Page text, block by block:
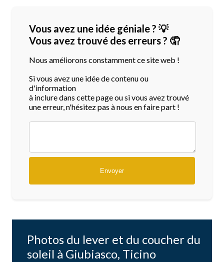
Vous avez une idée géniale ? 💡
Vous avez trouvé des erreurs ? 🤦
Nous améliorons constamment ce site web !
Si vous avez une idée de contenu ou
d'information
à inclure dans cette page ou si vous avez trouvé
une erreur, n'hésitez pas à nous en faire part !
Photos du lever et du coucher du
soleil à Giubiasco, Ticino